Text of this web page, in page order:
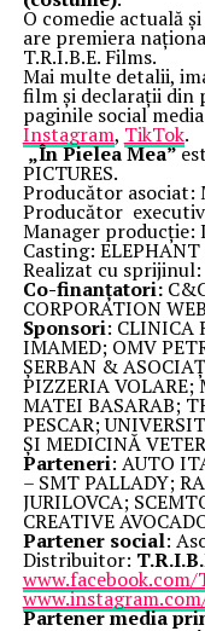
O comedie actuală
are premiera
T.R.I.B.E. Films.
Mai multe detalii,
film și declarații din
paginile social
Instagram, TikTok.
„În Pielea Mea”
PICTURES.
Producător asociat:
Producător
Manager producție:
Casting:
Realizat cu sprijinul:
Co-finanțatori:
CORPORATION
Sponsori: CLINICA
IMAMED; OMV
ȘERBAN &
PIZZERIA VOLARE;
MATEI BASARAB;
PESCAR;
ȘI MEDICINĂ
Parteneri: AUTO
– SMT PALLADY;
JURILOVCA;
CREATIVE
Partener social:
Distribuitor:
Partener media